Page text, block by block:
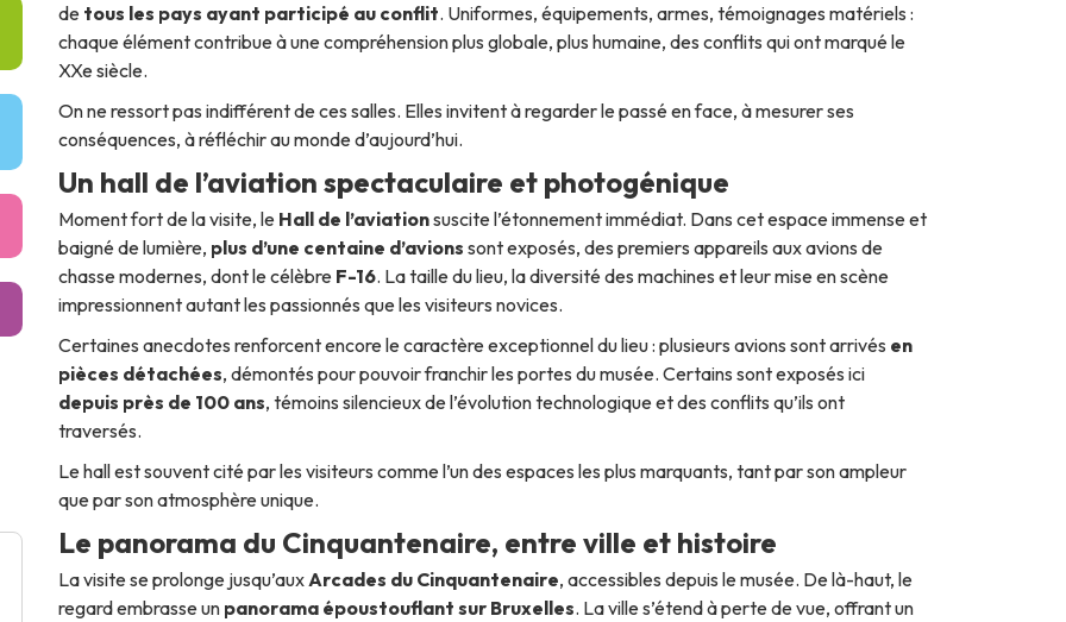
de tous les pays ayant participé au conflit. Uniformes, équipements, armes, témoignages matériels :
chaque élément contribue à une compréhension plus globale, plus humaine, des conflits qui ont marqué le
XXe siècle.
On ne ressort pas indifférent de ces salles. Elles invitent à regarder le passé en face, à mesurer ses
conséquences, à réfléchir au monde d’aujourd’hui.
Un hall de l’aviation spectaculaire et photogénique
Moment fort de la visite, le Hall de l’aviationsuscite l’étonnement immédiat. Dans cet espace immense et
baigné de lumière, plus d’une centaine d’avions sont exposés, des premiers appareils aux avions de
chasse modernes, dont le célèbre F-16. La taille du lieu, la diversité des machines et leur mise en scène
impressionnent autant les passionnés que les visiteurs novices.
Certaines anecdotes renforcent encore le caractère exceptionnel du lieu : plusieurs avions sont arrivés en
pièces détachées, démontés pour pouvoir franchir les portes du musée. Certains sont exposés ici
depuis près de 100 ans, témoins silencieux de l’évolution technologique et des conflits qu’ils ont
traversés.
Le hall est souvent cité par les visiteurs comme l’un des espaces les plus marquants, tant par son ampleur
que par son atmosphère unique.
Le panorama du Cinquantenaire, entre ville et histoire
La visite se prolonge jusqu’auxArcades du Cinquantenaire, accessibles depuis le musée. De là-haut, le
regard embrasse un panorama époustouflant sur Bruxelles. La ville s’étend à perte de vue, offrant un